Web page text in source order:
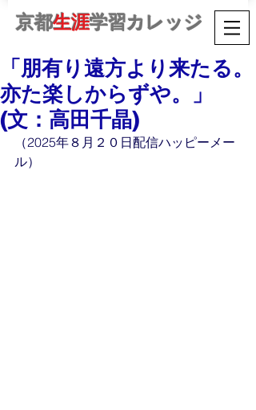
京都生涯学習カレッジ
「朋有り遠方より来たる。
亦た楽しからずや。」
(文：高田千晶)
（2025年８月２０日配信ハッピーメー
ル）